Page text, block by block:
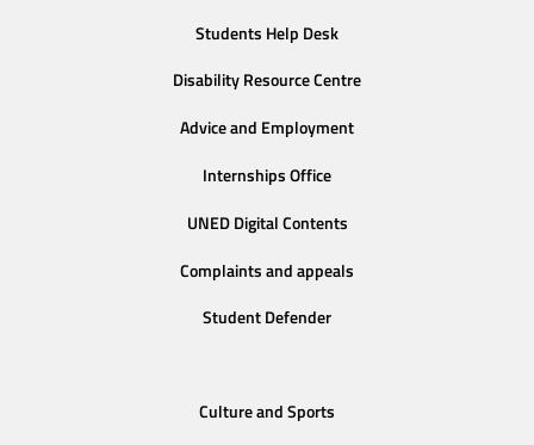
Students Help Desk
Disability Resource Centre
Advice and Employment
Internships Office
UNED Digital Contents
Complaints and appeals
Student Defender
Culture and Sports